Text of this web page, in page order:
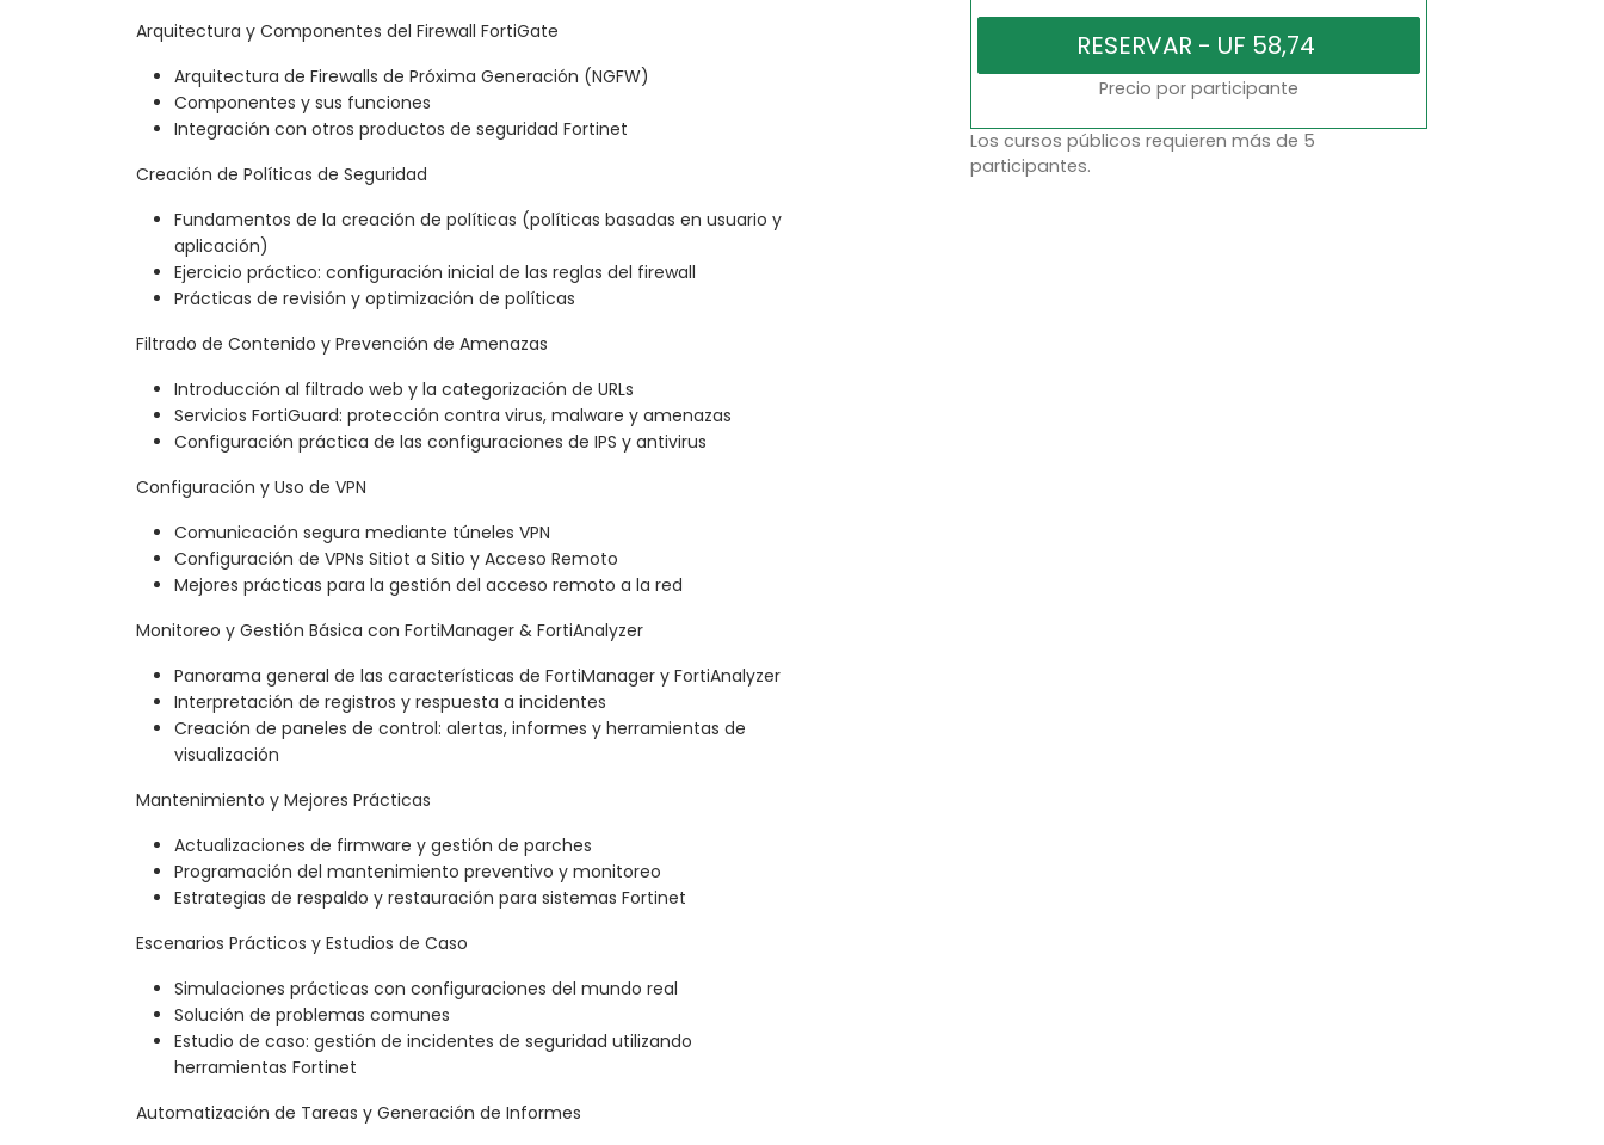
Arquitectura y Componentes del Firewall FortiGate
Arquitectura de Firewalls de Próxima Generación (NGFW)
Componentes y sus funciones
Integración con otros productos de seguridad Fortinet
Creación de Políticas de Seguridad
Fundamentos de la creación de políticas (políticas basadas en usuario y
aplicación)
Ejercicio práctico: configuración inicial de las reglas del firewall
Prácticas de revisión y optimización de políticas
Filtrado de Contenido y Prevención de Amenazas
Introducción al filtrado web y la categorización de URLs
Servicios FortiGuard: protección contra virus, malware y amenazas
Configuración práctica de las configuraciones de IPS y antivirus
Configuración y Uso de VPN
Comunicación segura mediante túneles VPN
Configuración de VPNs Sitiot a Sitio y Acceso Remoto
Mejores prácticas para la gestión del acceso remoto a la red
Monitoreo y Gestión Básica con FortiManager & FortiAnalyzer
Panorama general de las características de FortiManager y FortiAnalyzer
Interpretación de registros y respuesta a incidentes
Creación de paneles de control: alertas, informes y herramientas de
visualización
Mantenimiento y Mejores Prácticas
Actualizaciones de firmware y gestión de parches
Programación del mantenimiento preventivo y monitoreo
Estrategias de respaldo y restauración para sistemas Fortinet
Escenarios Prácticos y Estudios de Caso
Simulaciones prácticas con configuraciones del mundo real
Solución de problemas comunes
Estudio de caso: gestión de incidentes de seguridad utilizando
herramientas Fortinet
Automatización de Tareas y Generación de Informes
Precio por participante
Los cursos públicos requieren más de 5
participantes.